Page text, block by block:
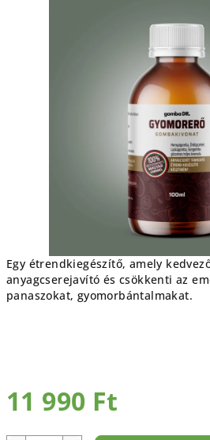
Egy étrendkiegészítő, amely
anyagcserejavító és csökkenti az
panaszokat, gyomorbántalmakat.
11 990 Ft